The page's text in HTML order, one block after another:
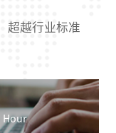
超越行业标准
Hour